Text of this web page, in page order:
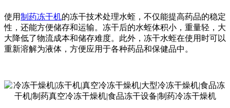
使用制药冻干机的冻干技术处理水蛭，不仅能提高药品的稳定
性，还能方便储存和运输。冻干后的水蛭体积小，重量轻，大
大降低了物流成本和储存难度。此外，冻干水蛭在使用时可以
重新溶解为液体，方便应用于各种药品和保健品中。